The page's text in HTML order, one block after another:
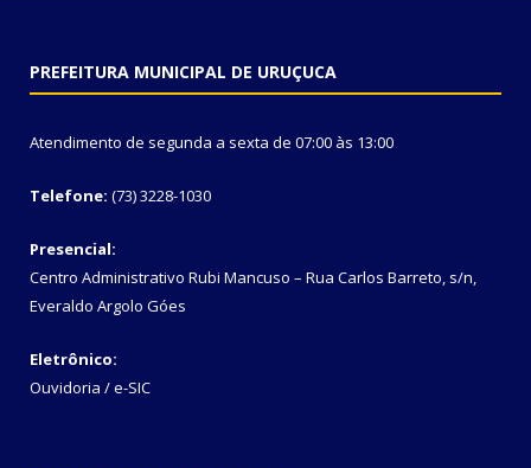
PREFEITURA MUNICIPAL DE URUÇUCA
Atendimento de segunda a sexta de 07:00 às 13:00
Telefone: (73) 3228-1030
Presencial:
Centro Administrativo Rubi Mancuso – Rua Carlos Barreto, s/n,
Everaldo Argolo Góes
Eletrônico:
Ouvidoria /e-SIC